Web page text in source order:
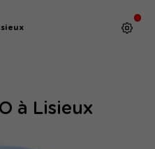
à Lisieux